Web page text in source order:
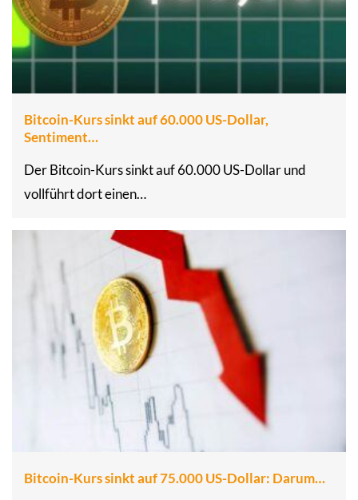
Bitcoin-Kurs sinkt auf 60.000 US-Dollar,
Sentiment…
Der Bitcoin-Kurs sinkt auf 60.000 US-Dollar und
vollführt dort einen…
Bitcoin-Kurs sinkt auf 75.000 US-Dollar: Darum…